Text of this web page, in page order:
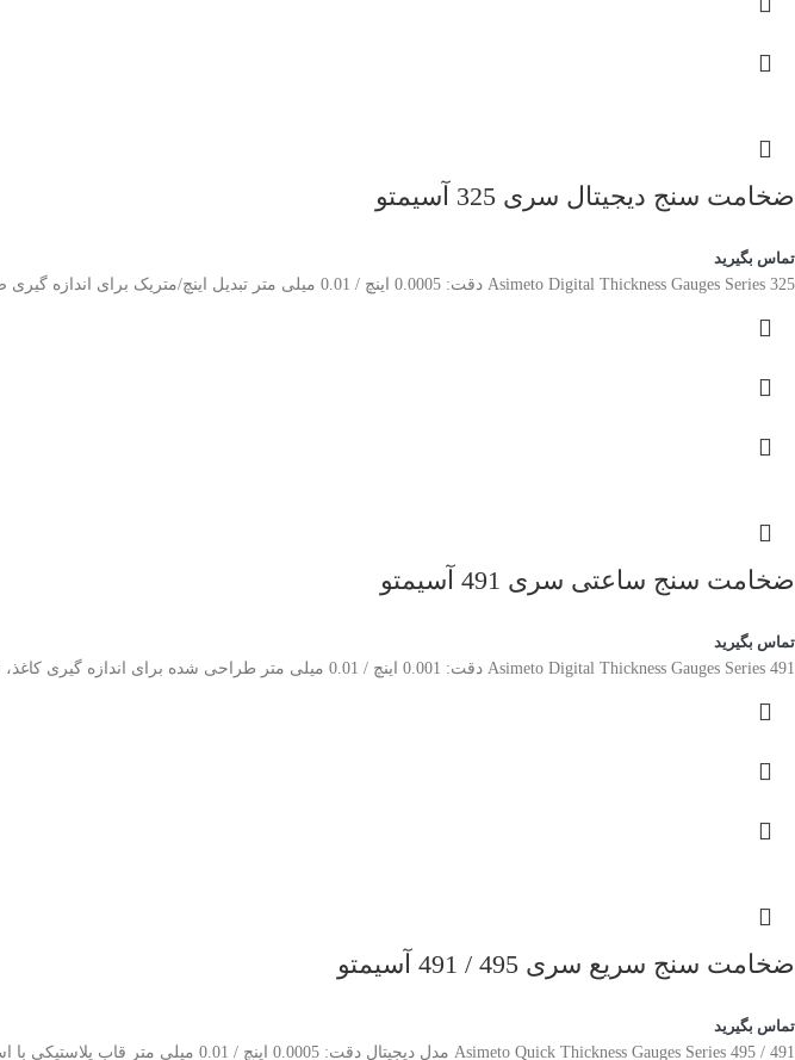
ضخامت سنج دیجیتال سری 325 آسیمتو
تماس بگیرید
Asimeto Digital Thickness Gauges Series 325 دقت: 0.0005 اینچ / 0.01 میلی متر تبدیل اینچ/متریک برای اندازه گیری ضخامت کاغذ، فیلم، سیم، ورق فلزی، جواهرات، چرم و مواد مشابه. وزن سبک، کارکرد آسان.
ضخامت سنج ساعتی سری 491 آسیمتو
تماس بگیرید
Asimeto Digital Thickness Gauges Series 491 دقت: 0.001 اینچ / 0.01 میلی متر طراحی شده برای اندازه گیری کاغذ، فیلم، سیم، ورق فلزی، جواهرات، چرم و مواد مشابه. سندان اندازه گیری تخت
ضخامت سنج سریع سری 495 / 491 آسیمتو
تماس بگیرید